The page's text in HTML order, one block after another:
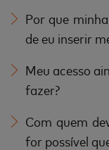
Por que
de eu inserir
Meu acesso
fazer?
Com quem
for possível